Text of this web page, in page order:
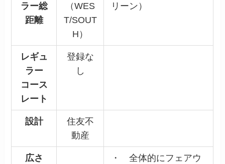
ラー総
距離
（WES
T/SOUT
H）
リーン）
レギュ
ラー
コース
レート
登録な
し
設計
住友不
動産
広さ
・ 全体的にフェアウ